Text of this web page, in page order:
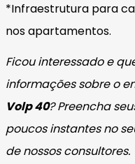
*Infraestrutura para
nos apartamentos.
Ficou interessado e
informações sobre o
Volp 40? Preencha
poucos instantes no
de nossos consultores.